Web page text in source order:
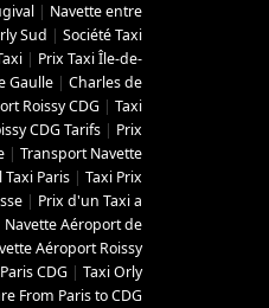
| Navette entre
Sud | Société Taxi
| Prix Taxi Île-de-
Gaulle | Charles de
Roissy CDG | Taxi
CDG Tarifs | Prix
| Transport Navette
Taxi Paris | Taxi Prix
| Prix d'un Taxi a
Navette Aéroport de
Aéroport Roissy
CDG | Taxi Orly
From Paris to CDG